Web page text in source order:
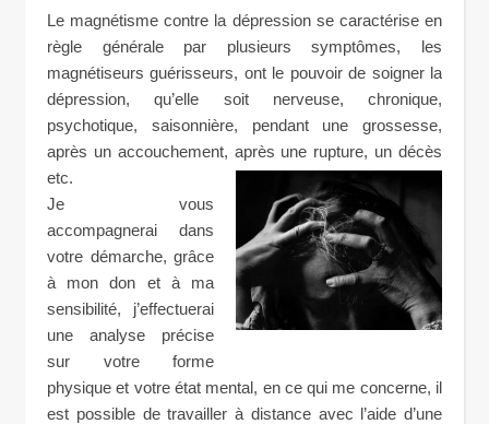
Le magnétisme contre la dépression se caractérise en
règle générale par plusieurs symptômes, les
magnétiseurs guérisseurs, ont le pouvoir de soigner la
dépression, qu’elle soit nerveuse, chronique,
psychotique, saisonnière, pendant une grossesse,
après un accouchement, après une rupture, un décès
etc.
Je vous
accompagnerai dans
votre démarche, grâce
à mon don et à ma
sensibilité, j’effectuerai
une analyse précise
sur votre forme
physique et votre état mental, en ce qui me concerne, il
est possible de travailler à distance avec l’aide d’une